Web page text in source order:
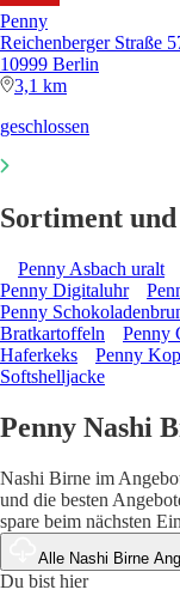
Penny
Reichenberger Straße
10999 Berlin
3,1 km
geschlossen
Sortiment
Penny Asbach uralt
Penny Digitaluhr
Penny
Bratkartoffeln
Penny
Haferkeks
Penny
Softshelljacke
Penny Nashi
Nashi Birne im
und die besten
spare beim nächsten
Alle Nashi Birne
Du bist hier